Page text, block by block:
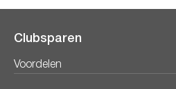
Clubsparen
Voordelen